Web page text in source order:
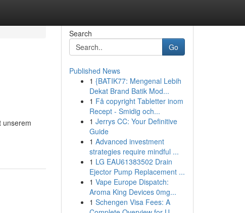
unserem
Search
Go
Published News
1 {BATIK77: Mengenal Lebih
Dekat Brand Batik Mod...
1 Få copyright Tabletter inom
Recept - Smidig och...
1 Jerrys CC: Your Definitive
Guide
1 Advanced investment
strategies require mindful ...
1 LG EAU61383502 Drain
Ejector Pump Replacement ...
1 Vape Europe Dispatch:
Aroma King Devices 0mg...
1 Schengen Visa Fees: A